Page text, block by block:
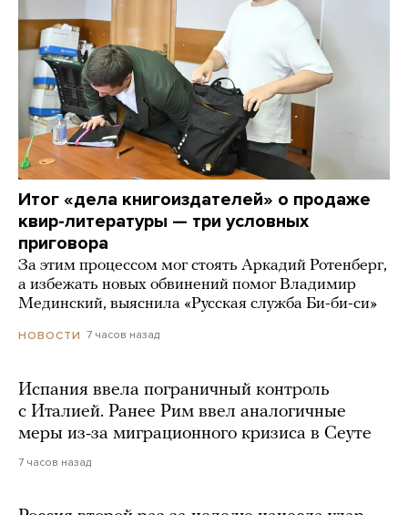
Итог «дела книгоиздателей» о продаже
квир-литературы — три условных
приговора
За этим процессом мог стоять Аркадий Ротенберг,
а избежать новых обвинений помог Владимир
Мединский, выяснила «Русская служба Би-би-си»
НОВОСТИ 7 часов назад
Испания ввела пограничный контроль
с Италией. Ранее Рим ввел аналогичные
меры из-за миграционного кризиса в Сеуте
7 часов назад